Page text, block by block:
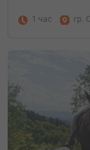
1 час гр.